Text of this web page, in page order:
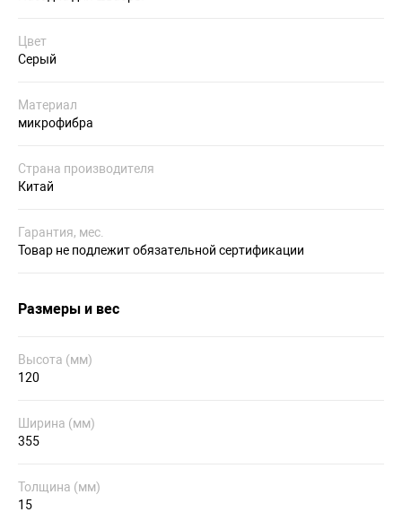
Цвет
Серый
Материал
микрофибра
Страна производителя
Китай
Гарантия, мес.
Товар не подлежит обязательной сертификации
Размеры и вес
Высота (мм)
120
Ширина (мм)
355
Толщина (мм)
15